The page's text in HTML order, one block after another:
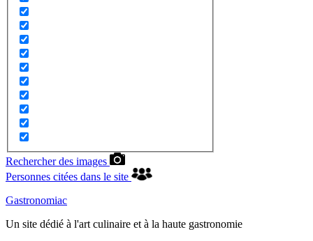
Rechercher des images
Personnes citées dans le site
Gastronomiac
Un site dédié à l'art culinaire et à la haute gastronomie